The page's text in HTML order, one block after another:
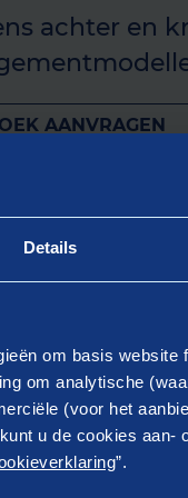
Details
om basis website
om analytische
(voor het
u de cookies aan-
”.
achter en
AANVRAGEN
voor het eerst
op de markt. Het
naar
als naslagwerk